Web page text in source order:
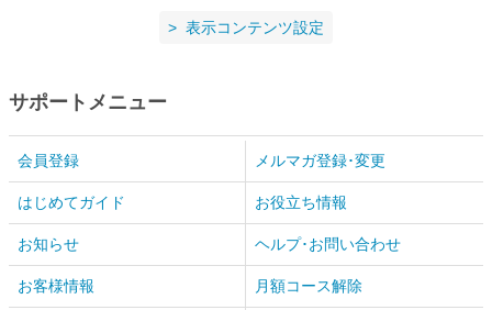
表示コンテンツ設定
サポートメニュー
会員登録 メルマガ登録･変更
はじめてガイド お役立ち情報
お知らせ ヘルプ･お問い合わせ
お客様情報 月額コース解除